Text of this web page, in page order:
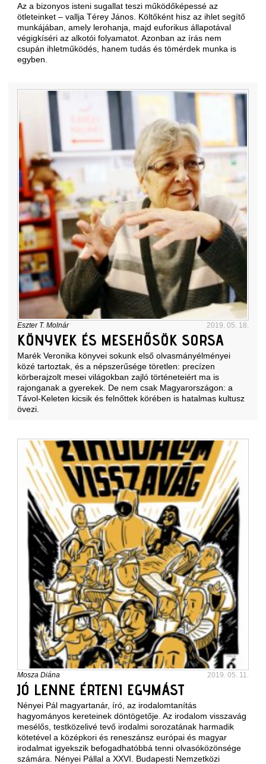
Az a bizonyos isteni sugallat teszi működőképessé az
ötleteinket – vallja Térey János. Költőként hisz az ihlet segítő
munkájában, amely lerohanja, majd euforikus állapotával
végigkíséri az alkotói folyamatot. Azonban az írás nem
csupán ihletműködés, hanem tudás és tömérdek munka is
egyben.
Eszter T. Molnár 2019. 05. 18.
KÖNYVEK ÉS MESEHŐSÖK SORSA
Marék Veronika könyvei sokunk első olvasmányélményei
közé tartoztak, és a népszerűsége töretlen: precízen
körberajzolt mesei világokban zajló történeteiért ma is
rajonganak a gyerekek. De nem csak Magyarországon: a
Távol-Keleten kicsik és felnőttek körében is hatalmas kultusz
övezi.
Mosza Diána 2019. 05. 11.
JÓ LENNE ÉRTENI EGYMÁST
Nényei Pál magyartanár, író, az irodalomtanítás
hagyományos kereteinek döntögetője. Az irodalom visszavág
mesélős, testközelivé tevő irodalmi sorozatának harmadik
kötetével a középkori és reneszánsz európai és magyar
irodalmat igyekszik befogadhatóbbá tenni olvasóközönsége
számára. Nényei Pállal a XXVI. Budapesti Nemzetközi